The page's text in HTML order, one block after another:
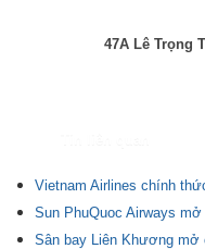
47A Lê Trọng
Vietnam Airlines chính
Sun PhuQuoc Airways
Sân bay Liên Khương